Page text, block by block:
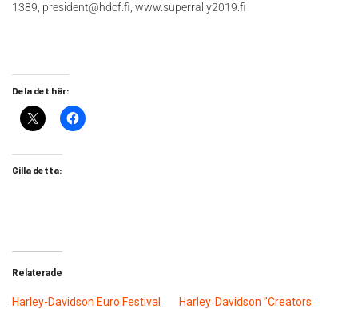
1389, president@hdcf.fi, www.superrally2019.fi
Dela det här:
Gilla detta:
Relaterade
Harley-Davidson Euro Festival
Harley‑Davidson ”Creators